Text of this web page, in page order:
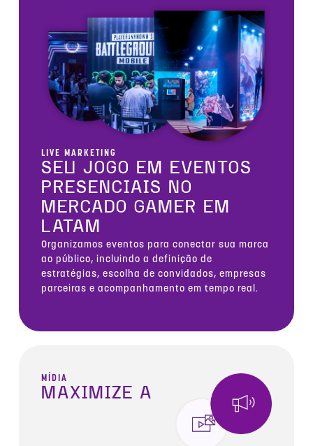
LIVE MARKETING
SEU JOGO EM EVENTOS
PRESENCIAIS NO
MERCADO GAMER EM
LATAM
Organizamos eventos para conectar sua marca
ao público, incluindo a definição de
estratégias, escolha de convidados, empresas
parceiras e acompanhamento em tempo real.
MÍDIA
MAXIMIZE A